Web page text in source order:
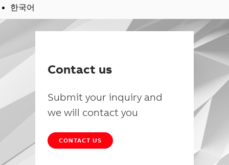
한국어
Contact us
Submit your inquiry and
we will contact you
CONTACT US